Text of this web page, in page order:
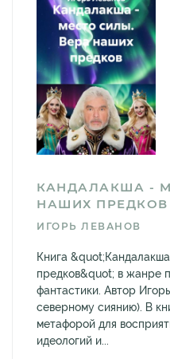
КАНДАЛАКША -
НАШИХ ПРЕДКОВ
ИГОРЬ ЛЕВАНОВ
Книга
предков&quot; в жанре
фантастики. Автор
северному сиянию). В
метафорой для
идеологий и...